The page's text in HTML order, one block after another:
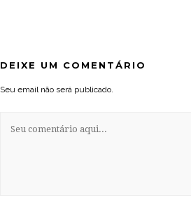
DEIXE UM COMENTÁRIO
Seu email não será publicado.